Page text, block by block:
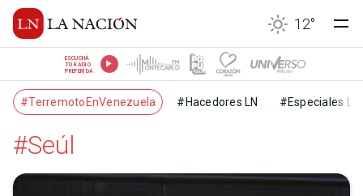
12°
ESCUCHÁ
TU RADIO
PREFERIDA
#TerremotoEnVenezuela #Hacedores LN #Especiales LN
#Seúl